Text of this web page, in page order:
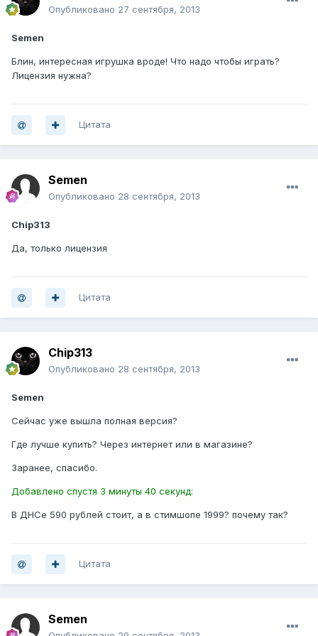
Опубликовано 27 сентября, 2013
Semen
Блин, интересная игрушка вроде! Что надо чтобы играть?
Лицензия нужна?
Цитата
Semen
Опубликовано 28 сентября, 2013
Chip313
Да, только лицензия
Цитата
Chip313
Опубликовано 28 сентября, 2013
Semen
Сейчас уже вышла полная версия?
Где лучше купить? Через интернет или в магазине?
Заранее, спасибо.
Добавлено спустя 3 минуты 40 секунд:
В ДНСе 590 рублей стоит, а в стимшопе 1999? почему так?
Цитата
Semen